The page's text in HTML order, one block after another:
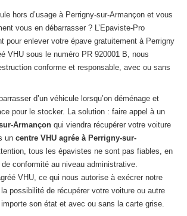
VHU Paris 75 : casse auto avec destruction
VHU 78 : casse auto avec destruction
VHU 91 : casse auto avec destruction
VHU 92 : casse auto avec destruction
VHU 93 : casse auto avec destruction
VHU 94 : casse auto avec destruction
hors d’usage à Perrigny-sur-Armançon et vous
vous en débarrasser ? L’Epaviste-Pro
pour enlever votre épave gratuitement à Perrigny
VHU sous le numéro PR 920001 B, nous
conforme et responsable, avec ou sans
d’un véhicule lorsqu’on déménage et
pour le stocker. La solution : faire appel à un
Armançon qui viendra récupérer votre voiture
un centre VHU agrée à Perrigny-sur-
tous les épavistes ne sont pas fiables, en
de conformité au niveau administrative.
VHU, ce qui nous autorise à exécrer notre
possibilité de récupérer votre voiture ou autre
son état et avec ou sans la carte grise.